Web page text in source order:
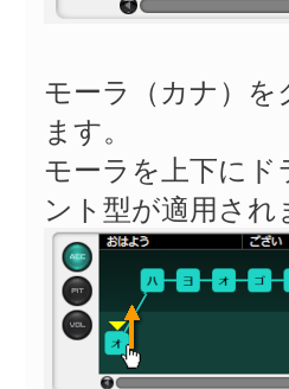
モーラ（カナ）
ます。
モーラを上下に
ント型が適用され